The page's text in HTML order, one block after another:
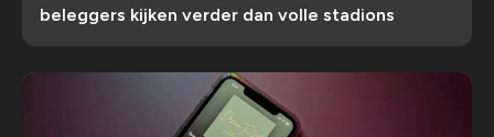
beleggers kijken verder dan volle stadions